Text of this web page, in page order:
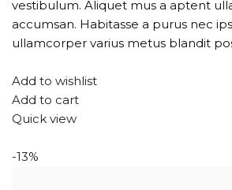
vestibulum. Aliquet mus a aptent
accumsan. Habitasse a purus nec
ullamcorper varius metus blandit
Add to wishlist
Add to cart
Quick view
-13%